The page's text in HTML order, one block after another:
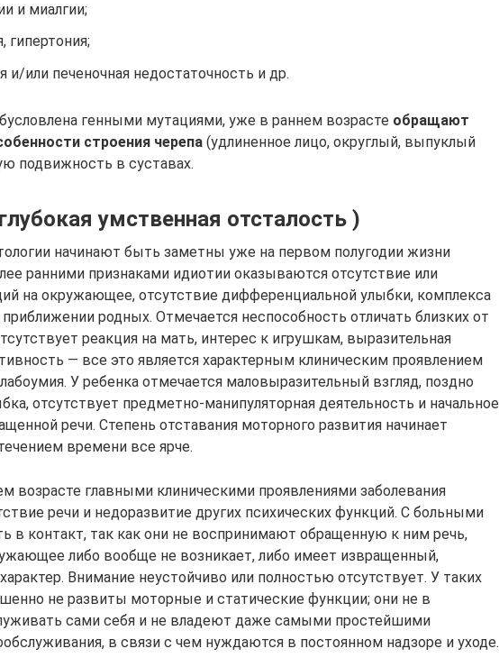
и миалгии;
гипертония;
и/или печеночная недостаточность и др.
генными мутациями, уже в раннем возрасте обращают
строения черепа (удлиненное лицо, округлый, выпуклый
подвижность в суставах.
умственная отсталость )
начинают быть заметны уже на первом полугодии жизни
ранними признаками идиотии оказываются отсутствие или
на окружающее, отсутствие дифференциальной улыбки, комплекса
родных. Отмечается неспособность отличать близких от
реакция на мать, интерес к игрушкам, выразительная
— все это является характерным клиническим проявлением
У ребенка отмечается маловыразительный взгляд, поздно
отсутствует предметно-манипуляторная деятельность и начальное
речи. Степень отставания моторного развития начинает
времени все ярче.
возрасте главными клиническими проявлениями заболевания
речи и недоразвитие других психических функций. С больными
в контакт, так как они не воспринимают обращенную к ним речь,
либо вообще не возникает, либо имеет извращенный,
Внимание неустойчиво или полностью отсутствует. У таких
не развиты моторные и статические функции; они не в
сами себя и не владеют даже самыми простейшими
в связи с чем нуждаются в постоянном надзоре и уходе.